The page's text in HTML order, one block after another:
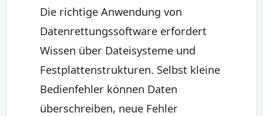
Die richtige Anwendung von
Datenrettungssoftware erfordert
Wissen über Dateisysteme und
Festplattenstrukturen. Selbst kleine
Bedienfehler können Daten
überschreiben, neue Fehler